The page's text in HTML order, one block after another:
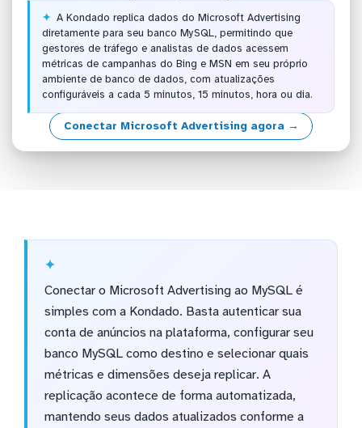
A Kondado replica dados do Microsoft Advertising
diretamente para seu banco MySQL, permitindo que
gestores de tráfego e analistas de dados acessem
métricas de campanhas do Bing e MSN em seu próprio
ambiente de banco de dados, com atualizações
configuráveis a cada 5 minutos, 15 minutos, hora ou dia.
Conectar Microsoft Advertising agora →
Conectar o Microsoft Advertising ao MySQL é
simples com a Kondado. Basta autenticar sua
conta de anúncios na plataforma, configurar seu
banco MySQL como destino e selecionar quais
métricas e dimensões deseja replicar. A
replicação acontece de forma automatizada,
mantendo seus dados atualizados conforme a